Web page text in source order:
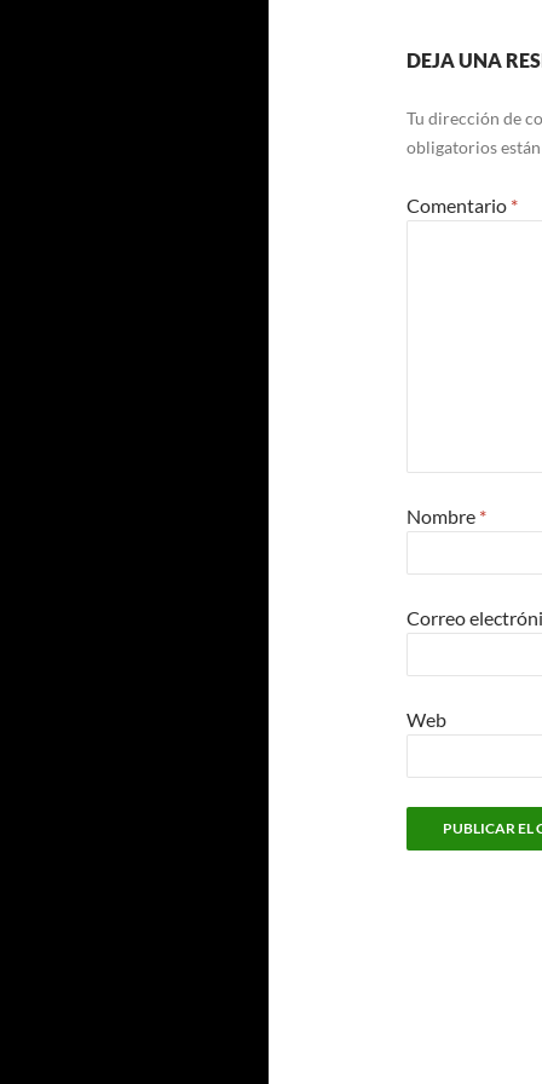
DEJA UNA
Tu dirección de
obligatorios
Comentario *
Nombre *
Correo
Web